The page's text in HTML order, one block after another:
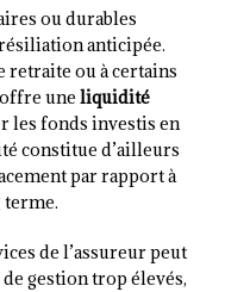
ou durables
anticipée.
retraite ou à certains
une liquidité
les fonds investis en
constitue d’ailleurs
par rapport à
terme.
de l’assureur peut
gestion trop élevés,